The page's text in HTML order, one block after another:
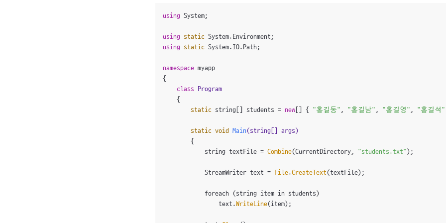
using System;
using static
using static System.IO.Path;
namespace myapp
{
class
Program
    {
static string[] students = new [] { "홍길동" , "홍길남" , "홍길영" , "홍길석"
static void Main(string[] args)
{
            string textFile =
Combine(CurrentDirectory, "students.txt" );
            StreamWriter text =
File.CreateText(textFile);
            foreach (string item in students)
                text.
WriteLine(item);